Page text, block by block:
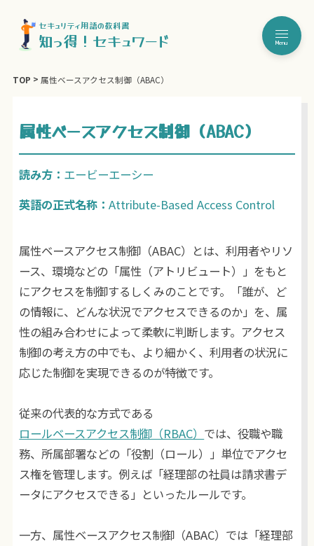
セキュリティ用語の教科書
知っ得！セキュワード Menu
TOP 属性ベースアクセス制御（ABAC）
属性ベースアクセス制御（ABAC）
読み方： エービーエーシー
英語の正式名称：Attribute-Based Access Control
属性ベースアクセス制御（ABAC）とは、利用者やリソ
ース、環境などの「属性（アトリビュート）」をもと
にアクセスを制御するしくみのことです。「誰が、ど
の情報に、どんな状況でアクセスできるのか」を、属
性の組み合わせによって柔軟に判断します。アクセス
制御の考え方の中でも、より細かく、利用者の状況に
応じた制御を実現できるのが特徴です。
従来の代表的な方式である
ロールベースアクセス制御（RBAC） では、役職や職
務、所属部署などの「役割（ロール）」単位でアクセ
ス権を管理します。例えば「経理部の社員は請求書デ
ータにアクセスできる」といったルールです。
一方、属性ベースアクセス制御（ABAC）では「経理部